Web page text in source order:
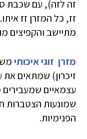
זה לזה), עם שכבת
זז, כל המזרן זז
מתיישב והקפיצים
מזרן זוגי איכותי
זיכרון) שמתאים את
עצמאיים שמעבירים
שמונעות הצטברות
הפנימיות.